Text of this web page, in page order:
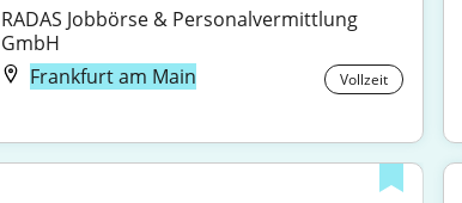
RADAS Jobbörse & Personalvermittlung
GmbH
Frankfurt am Main
Vollzeit